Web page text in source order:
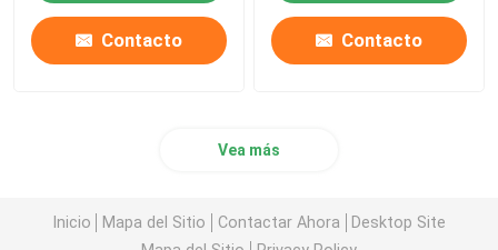
Contacto Contacto
Vea más
Inicio Mapa del Sitio Contactar Ahora
Desktop Site